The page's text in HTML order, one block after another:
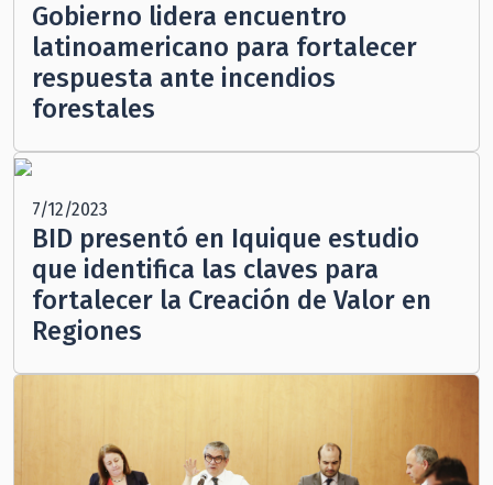
Gobierno lidera encuentro
latinoamericano para fortalecer
respuesta ante incendios
forestales
7/12/2023
BID presentó en Iquique estudio
que identifica las claves para
fortalecer la Creación de Valor en
Regiones